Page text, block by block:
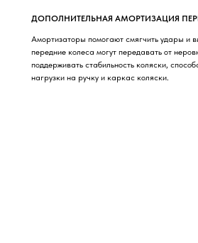
Амортизаторы помогают смягчить удары и
передние колеса могут передавать от
поддерживать стабильность коляски,
нагрузки на ручку и каркас коляски.
ДОПОЛНИТЕЛЬНАЯ АМОРТИЗАЦИЯ